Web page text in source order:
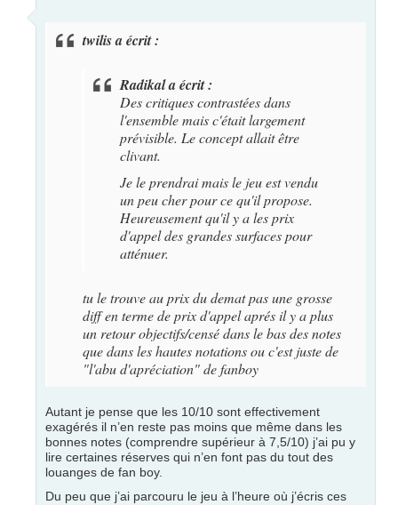
twilis a écrit :
Radikal a écrit :
Des critiques contrastées dans
l'ensemble mais c'était largement
prévisible. Le concept allait être
clivant.
Je le prendrai mais le jeu est vendu
un peu cher pour ce qu'il propose.
Heureusement qu'il y a les prix
d'appel des grandes surfaces pour
atténuer.
tu le trouve au prix du demat pas une grosse
diff en terme de prix d'appel aprés il y a plus
un retour objectifs/censé dans le bas des notes
que dans les hautes notations ou c'est juste de
"l'abu d'apréciation" de fanboy
Autant je pense que les 10/10 sont effectivement
exagérés il n’en reste pas moins que même dans les
bonnes notes (comprendre supérieur à 7,5/10) j’ai pu y
lire certaines réserves qui n’en font pas du tout des
louanges de fan boy.
Du peu que j’ai parcouru le jeu à l’heure où j’écris ces